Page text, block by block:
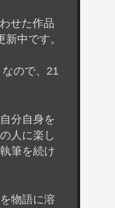
せた作品
中です。
ので、21
分自身を
人に楽し
筆を続け
物語に溶